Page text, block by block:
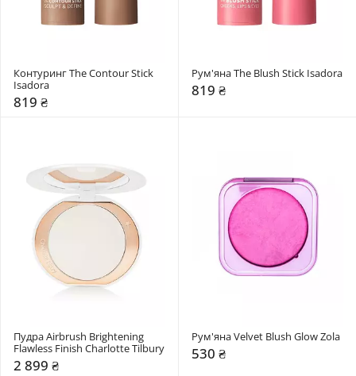
Контуринг The Contour Stick
Isadora
819 ₴
Рум'яна The Blush Stick Isadora
819 ₴
Пудра Airbrush Brightening
Flawless Finish Charlotte Tilbury
2 899 ₴
Рум'яна Velvet Blush Glow Zola
530 ₴